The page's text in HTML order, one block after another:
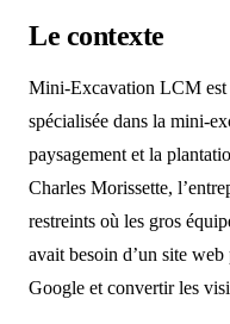
Le contexte
Mini-Excavation LCM est
spécialisée dans la mini-
paysagement et la
Charles Morissette,
restreints où les gros
avait besoin d’un site
Google et convertir les